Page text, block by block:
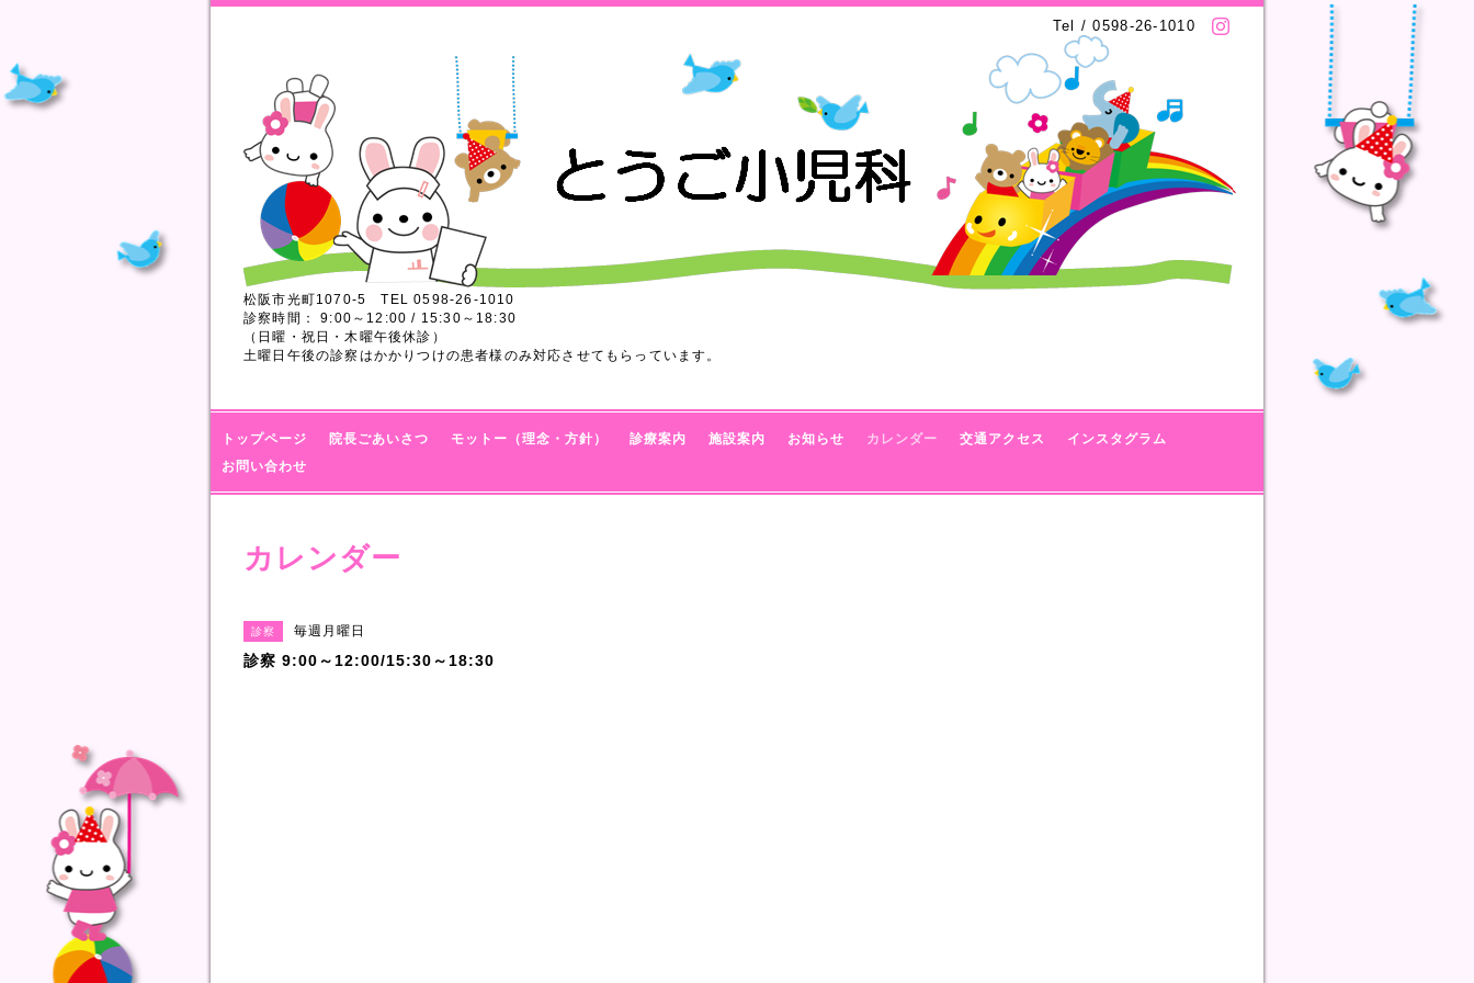
Tel / 0598-26-1010
松阪市光町1070-5 TEL 0598-26-1010
診察時間： 9:00～12:00 / 15:30～18:30
（日曜・祝日・木曜午後休診）
土曜日午後の診察はかかりつけの患者様のみ対応させてもらっています。
トップページ 院長ごあいさつ モットー（理念・方針） 診療案内 施設案内 お知らせ カレンダー 交通アクセス
インスタグラム
お問い合わせ
カレンダー
診察 毎週月曜日
診察 9:00～12:00/15:30～18:30